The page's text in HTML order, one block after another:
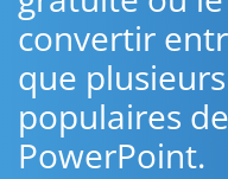
convertir
que
populaires
PowerPoint.